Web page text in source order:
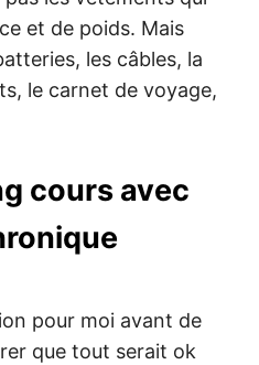
et de poids. Mais
les câbles, la
le carnet de voyage,
cours avec
pour moi avant de
que tout serait ok